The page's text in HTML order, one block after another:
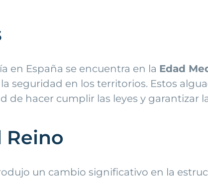
en España se encuentra en la Edad
seguridad en los territorios. Estos
de hacer cumplir las leyes y garantizar
Reino
un cambio significativo en la